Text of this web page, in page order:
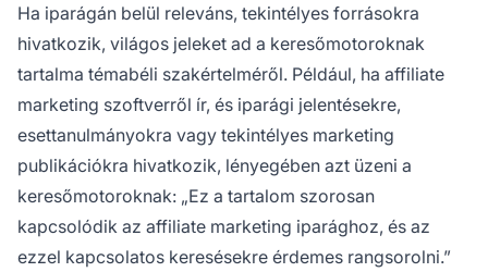
Ha iparágán belül releváns, tekintélyes forrásokra
hivatkozik, világos jeleket ad a keresőmotoroknak
tartalma témabéli szakértelméről. Például, ha affiliate
marketing szoftverről ír, és iparági jelentésekre,
esettanulmányokra vagy tekintélyes marketing
publikációkra hivatkozik, lényegében azt üzeni a
keresőmotoroknak: „Ez a tartalom szorosan
kapcsolódik az affiliate marketing iparághoz, és az
ezzel kapcsolatos keresésekre érdemes rangsorolni.”